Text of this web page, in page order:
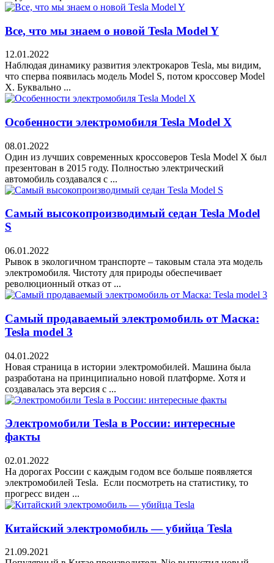
Все, что мы знаем о новой Tesla Model Y
12.01.2022
Наблюдая динамику развития электрокаров Tesla, мы видим,
что сперва появилась модель Model S, потом кроссовер Model
X. Буквально ...
Особенности электромобиля Tesla Model X
08.01.2022
Один из лучших современных кроссоверов Tesla Model X был
презентован в 2015 году. Полностью электрический
автомобиль создавался с ...
Самый высокопроизводимый седан Tesla Model
S
06.01.2022
Рывок в экологичном транспорте – таковым стала эта модель
электромобиля. Чистоту для природы обеспечивает
революционный отказ от ...
Самый продаваемый электромобиль от Маска:
Tesla model 3
04.01.2022
Новая страница в истории электромобилей. Машина была
разработана на принципиально новой платформе. Хотя и
создавалась эта версия с ...
Электромобили Tesla в России: интересные
факты
02.01.2022
На дорогах России с каждым годом все больше появляется
электромобилей Tesla. Если посмотреть на статистику, то
прогресс виден ...
Китайский электромобиль — убийца Tesla
21.09.2021